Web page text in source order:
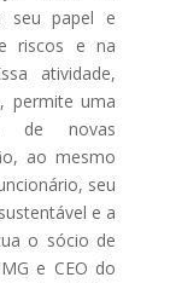
seu papel e
riscos e na
atividade,
permite uma
de novas
ao mesmo
seu
e a
o sócio de
e CEO do